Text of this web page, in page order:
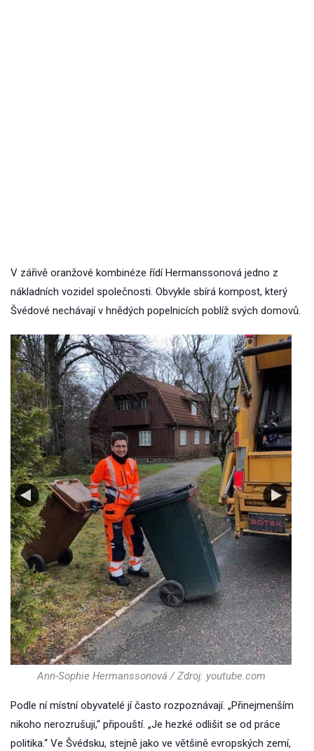
V zářivě oranžové kombinéze řídí Hermanssonová jedno z
nákladních vozidel společnosti. Obvykle sbírá kompost, který
Švédové nechávají v hnědých popelnicích poblíž svých domovů.
Ann-Sophie Hermanssonová / Zdroj: youtube.com
Podle ní místní obyvatelé jí často rozpoznávají. „Přinejmenším
nikoho nerozrušuji,“ připouští. „Je hezké odlišit se od práce
politika.“ Ve Švédsku, stejně jako ve většině evropských zemí,